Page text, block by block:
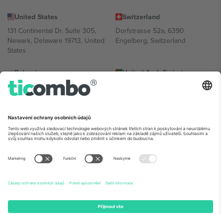
United States
131 Continental Dr, Suite 305,
Newark, Delaware 19713, United
States
Switzerland
Dorfstrasse 52a, 6390
Engelberg, Switzerland
Bulgaria
Regus Sofia City West, bul
Totleben 53-55, 1606 Sofia,
United Arab Emirates
UAE Dubai Silicon Oasis, DDP
Mexico
Av Chapultepec 360, Roma
Norte, Cuauhtémoc, 06700
Ciudad de México, CDMX,
lokalitě, události a/nebo doméně. Podrobnosti najdete na konkrétní
stránce události,
Právní informaceaPodmínky.